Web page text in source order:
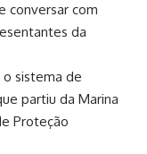
conversar com
da
o sistema de
partiu da Marina
Proteção